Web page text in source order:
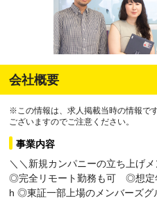
会社概要
※この情報は、求人掲載当時の情報で
ございますのでご注意ください。
事業内容
＼＼新規カンパニーの立ち上げ
◎完全リモート勤務も可 ◎想
h ◎東証一部上場のメンバーズグ